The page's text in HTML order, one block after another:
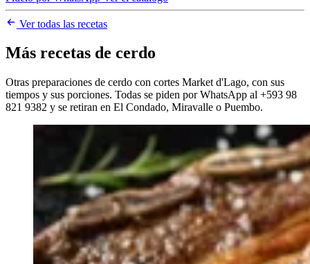
Ver todas las recetas
Más recetas de cerdo
Otras preparaciones de cerdo con cortes Market d'Lago, con sus
tiempos y sus porciones. Todas se piden por WhatsApp al +593 98
821 9382 y se retiran en El Condado, Miravalle o Puembo.